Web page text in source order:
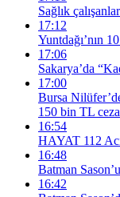
Sağlık
17:12
Yuntdağı’nın
17:06
Sakarya’da
17:00
Bursa
150 bin TL ceza
16:54
HAYAT 112
16:48
Batman
16:42